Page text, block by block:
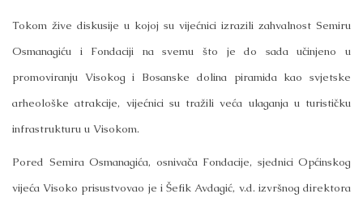
Tokom žive diskusije u kojoj su vijećnici izrazili zahvalnost Semiru
Osmanagiću i Fondaciji na svemu što je do sada učinjeno u
promoviranju Visokog i Bosanske dolina piramida kao svjetske
arheološke atrakcije, vijećnici su tražili veća ulaganja u turističku
infrastrukturu u Visokom.
Pored Semira Osmanagića, osnivača Fondacije, sjednici Općinskog
vijeća Visoko prisustvovao je i Šefik Avdagić, v.d. izvršnog direktora